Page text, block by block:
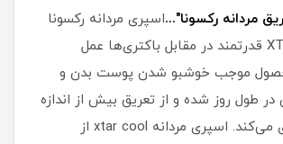
مردانه رکسونا"...اسپری مردانه رکسونا
مدل XTRA COOL قدرتمند در مقابل باکتری‌ها عمل
موجب خوشبو شدن پوست بدن و
طول روز شده و از تعریق بیش از اندازه
پوست جلوگیری می‌کند. اسپری مردانه xtar cool از